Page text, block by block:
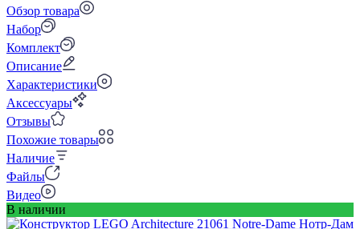
Обзор товара
Набор
Комплект
Описание
Характеристики
Аксессуары
Отзывы
Похожие товары
Наличие
Файлы
Видео
В наличии